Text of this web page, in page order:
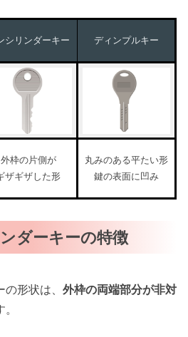
シリンダーキー ディンプルキー
外枠の片側が
ザギザした形
丸みのある平たい形
鍵の表面に凹み
ダーキーの特徴
形状は、 外枠の両端部分が非対